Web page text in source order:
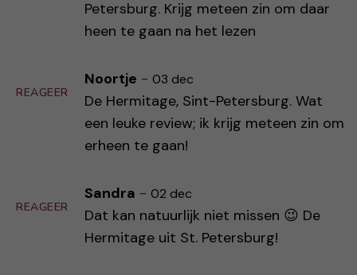
Petersburg. Krijg meteen zin om daar
heen te gaan na het lezen
REAGEER
Noortje - 03 dec
De Hermitage, Sint-Petersburg. Wat
een leuke review; ik krijg meteen zin om
erheen te gaan!
REAGEER
Sandra - 02 dec
Dat kan natuurlijk niet missen 😉 De
Hermitage uit St. Petersburg!